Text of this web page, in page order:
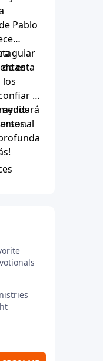
Pablo
guiar
esta
los
y
ayudará